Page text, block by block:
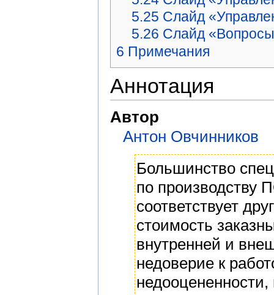
5.25 Слайд
5.26 Слайд
6 Примечания
Аннотация
Автор
Антон Овчинников
Большинство
по производству
соответствует
стоимость
внутренней и
недоверие к